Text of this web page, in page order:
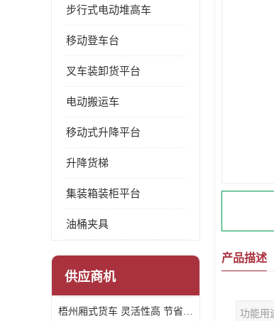
步行式电动堆高车
移动登车台
叉车装卸货平台
电动搬运车
移动式升降平台
升降货梯
集装箱装柜平台
油桶夹具
供应商机
梧州厢式货车 灵活性高 节省空间
产品描述
功能用